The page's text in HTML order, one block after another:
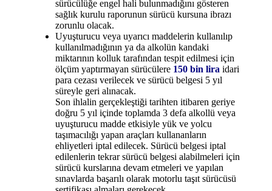
sürücülüğe engel hali bulunmadığını gösteren
sağlık kurulu raporunun sürücü kursuna ibrazı
zorunlu olacak.
Uyuşturucu veya uyarıcı maddelerin kullanılıp
kullanılmadığının ya da alkolün kandaki
miktarının kolluk tarafından tespit edilmesi için
ölçüm yaptırmayan sürücülere 150 bin lira idari
para cezası verilecek ve sürücü belgesi 5 yıl
süreyle geri alınacak.
Son ihlalin gerçekleştiği tarihten itibaren geriye
doğru 5 yıl içinde toplamda 3 defa alkollü veya
uyuşturucu madde etkisiyle yük ve yolcu
taşımacılığı yapan araçları kullananların
ehliyetleri iptal edilecek. Sürücü belgesi iptal
edilenlerin tekrar sürücü belgesi alabilmeleri için
sürücü kurslarına devam etmeleri ve yapılan
sınavlarda başarılı olarak motorlu taşıt sürücüsü